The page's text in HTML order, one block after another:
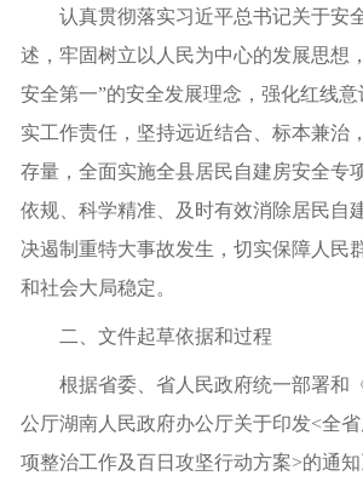
认真贯彻落实习近平总书记关于安
述，牢固树立以人民为中心的发展思想
安全第一”的安全发展理念，强化红线
实工作责任，坚持远近结合、标本兼治
存量，全面实施全县居民自建房安全专
依规、科学精准、及时有效消除居民自
决遏制重特大事故发生，切实保障人民
和社会大局稳定。
二、文件起草依据和过程
根据省委、省人民政府统一部署和
公厅湖南人民政府办公厅关于印发<全
项整治工作及百日攻坚行动方案>的通